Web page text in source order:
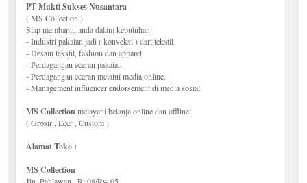
PT Mukti Sukses Nusantara
( MS Collection )
Siap membantu anda dalam kebutuhan
- Industri pakaian jadi ( konveksi ) dari tekstil
- Desain tekstil, fashion dan apparel
- Perdagangan eceran pakaian
- Perdagangan eceran melalui media online.
- Management influencer endorsement di media sosial.
MS Collectionmelayani belanja online dan offline.
( Grosir , Ecer , Custom )
Alamat Toko :
MS Collection